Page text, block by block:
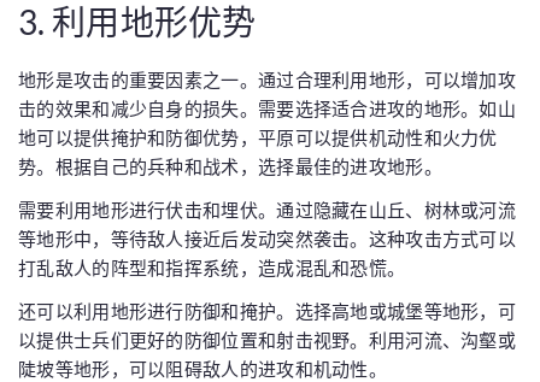
3. 利用地形优势
地形是攻击的重要因素之一。通过合理利用地形，可以增加攻
击的效果和减少自身的损失。需要选择适合进攻的地形。如山
地可以提供掩护和防御优势，平原可以提供机动性和火力优
势。根据自己的兵种和战术，选择最佳的进攻地形。
需要利用地形进行伏击和埋伏。通过隐藏在山丘、树林或河流
等地形中，等待敌人接近后发动突然袭击。这种攻击方式可以
打乱敌人的阵型和指挥系统，造成混乱和恐慌。
还可以利用地形进行防御和掩护。选择高地或城堡等地形，可
以提供士兵们更好的防御位置和射击视野。利用河流、沟壑或
陡坡等地形，可以阻碍敌人的进攻和机动性。